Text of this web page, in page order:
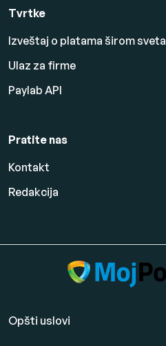
Tvrtke
Izveštaj o platama širom sveta
Ulaz za firme
Paylab API
Pratite nas
Kontakt
Redakcija
Opšti uslovi